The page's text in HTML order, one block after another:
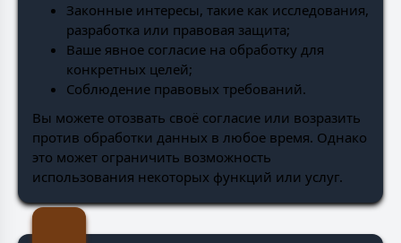
Законные интересы, такие как исследования,
разработка или правовая защита;
Ваше явное согласие на обработку для
конкретных целей;
Соблюдение правовых требований.
Вы можете отозвать своё согласие или возразить
против обработки данных в любое время. Однако
это может ограничить возможность
использования некоторых функций или услуг.